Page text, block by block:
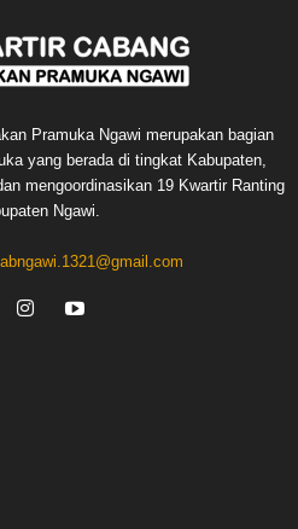
Pramuka Ngawi merupakan bagian
yang berada di tingkat Kabupaten,
mengoordinasikan 19 Kwartir Ranting
Ngawi.